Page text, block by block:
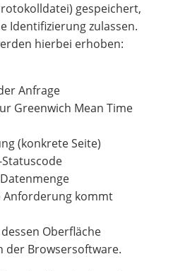
gespeichert,
Identifizierung zulassen.
hierbei erhoben:
Anfrage
Greenwich Mean Time
(konkrete Seite)
Anforderung kommt
Oberfläche
der Browsersoftware.